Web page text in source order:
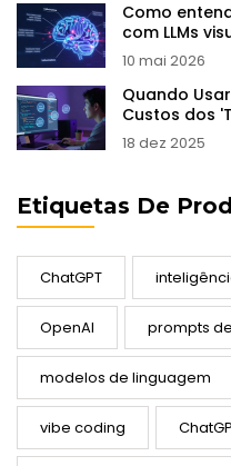
Como
com LLMs
10 mai 2026
Quando
Custos dos
18 dez 2025
Etiquetas De
ChatGPT
OpenAI prompts
modelos de linguagem
vibe coding